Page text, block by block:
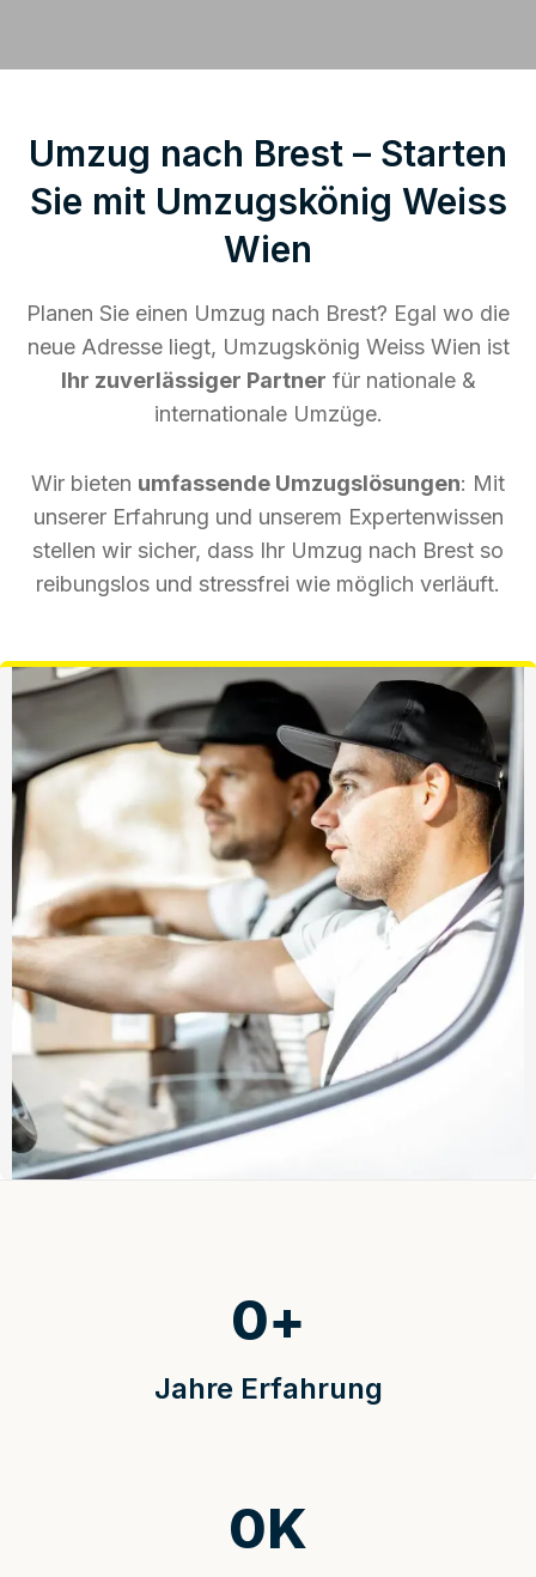
Umzug nach Brest – Starten
Sie mit Umzugskönig Weiss
Wien
Planen Sie einen Umzug nach Brest? Egal wo die
neue Adresse liegt, Umzugskönig Weiss Wien ist
Ihr zuverlässiger Partner für nationale &
internationale Umzüge.
Wir bieten umfassende Umzugslösungen: Mit
unserer Erfahrung und unserem Expertenwissen
stellen wir sicher, dass Ihr Umzug nach Brest so
reibungslos und stressfrei wie möglich verläuft.
Jahre Erfahrung
0+
0K